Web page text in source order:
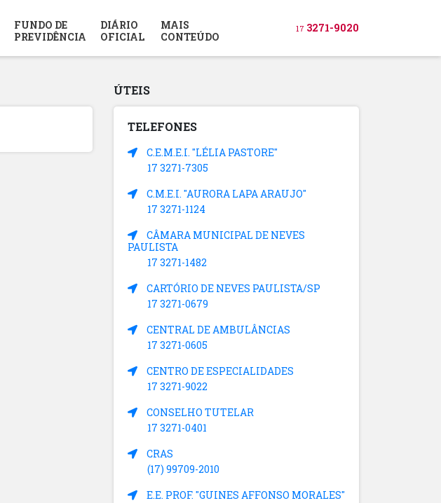
FUNDO DE
PREVIDÊNCIA
DIÁRIO
OFICIAL
MAIS
CONTEÚDO
17 3271-9020
ÚTEIS
TELEFONES
C.E.M.E.I. "LÉLIA PASTORE"
17 3271-7305
C.M.E.I. "AURORA LAPA ARAUJO"
17 3271-1124
CÂMARA MUNICIPAL DE NEVES
PAULISTA
17 3271-1482
CARTÓRIO DE NEVES PAULISTA/SP
17 3271-0679
CENTRAL DE AMBULÂNCIAS
17 3271-0605
CENTRO DE ESPECIALIDADES
17 3271-9022
CONSELHO TUTELAR
17 3271-0401
CRAS
(17) 99709-2010
E.E. PROF. "GUINES AFFONSO MORALES"